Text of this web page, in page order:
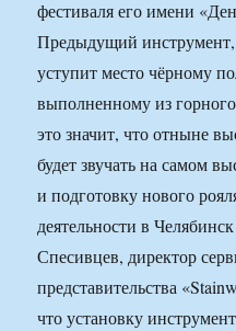
фестиваля его имени
Предыдущий
уступит место чёрному
выполненному из
это значит, что отныне
будет звучать на самом
и подготовку нового
деятельности в
Спесивцев, директор
представительства
что установку